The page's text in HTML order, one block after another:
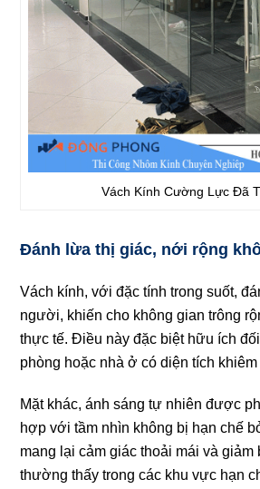
Vách Kính Cường Lực Đã
Đánh lừa thị giác, nới rộng
Vách kính, với đặc tính trong suốt,
người, khiến cho không gian trông
thực tế. Điều này đặc biệt hữu ích
phòng hoặc nhà ở có diện tích khiêm
Mặt khác, ánh sáng tự nhiên được
hợp với tầm nhìn không bị hạn chế
mang lại cảm giác thoải mái và giảm
thường thấy trong các khu vực hạn